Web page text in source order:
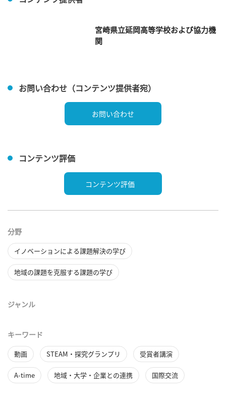
宮崎県立延岡高等学校および協力機
関
お問い合わせ（コンテンツ提供者宛）
お問い合わせ
コンテンツ評価
コンテンツ評価
分野
イノベーションによる課題解決の学び
地域の課題を克服する課題の学び
ジャンル
キーワード
動画 STEAM・探究グランプリ 受賞者講演
A-time 地域・大学・企業との連携 国際交流